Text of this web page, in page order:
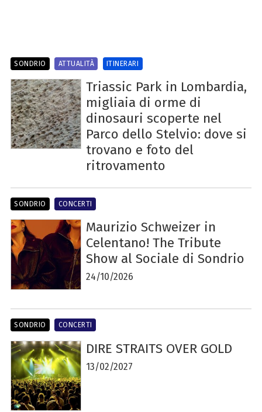
Triassic Park in Lombardia,
migliaia di orme di
dinosauri scoperte nel
Parco dello Stelvio: dove si
trovano e foto del
ritrovamento
SONDRIO ATTUALITÀ ITINERARI
Maurizio Schweizer in
Celentano! The Tribute
Show al Sociale di Sondrio
24/10/2026
SONDRIO CONCERTI
DIRE STRAITS OVER GOLD
13/02/2027
SONDRIO CONCERTI